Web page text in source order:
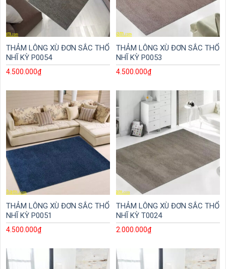
THẢM LÔNG XÙ ĐƠN SẮC THỔ
NHĨ KỲ P0054
4.500.000₫
THẢM LÔNG XÙ ĐƠN SẮC THỔ
NHĨ KỲ P0053
4.500.000₫
THẢM LÔNG XÙ ĐƠN SẮC THỔ
NHĨ KỲ P0051
4.500.000₫
THẢM LÔNG XÙ ĐƠN SẮC THỔ
NHĨ KỲ T0024
2.000.000₫